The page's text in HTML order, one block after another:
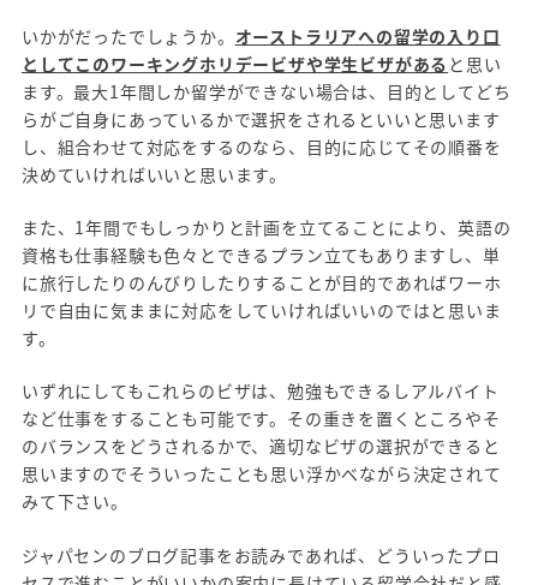
いかがだったでしょうか。 オーストラリアへの留学の入り口
としてこのワーキングホリデービザや学生ビザがある と思い
ます。最大1年間しか留学ができない場合は、目的としてどち
らがご自身にあっているかで選択をされるといいと思います
し、組合わせて対応をするのなら、目的に応じてその順番を
決めていければいいと思います。
また、1年間でもしっかりと計画を立てることにより、英語の
資格も仕事経験も色々とできるプラン立てもありますし、単
に旅行したりのんびりしたりすることが目的であればワーホ
リで自由に気ままに対応をしていければいいのではと思いま
す。
いずれにしてもこれらのビザは、勉強もできるしアルバイト
など仕事をすることも可能です。その重きを置くところやそ
のバランスをどうされるかで、適切なビザの選択ができると
思いますのでそういったことも思い浮かべながら決定されて
みて下さい。
ジャパセンのブログ記事をお読みであれば、どういったプロ